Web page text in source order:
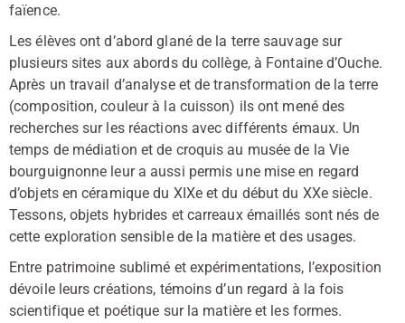
faïence.
Les élèves ont d’abord glané de la terre sauvage sur
plusieurs sites aux abords du collège, à Fontaine d’Ouche.
Après un travail d’analyse et de transformation de la terre
(composition, couleur à la cuisson) ils ont mené des
recherches sur les réactions avec différents émaux. Un
temps de médiation et de croquis au musée de la Vie
bourguignonne leur a aussi permis une mise en regard
d’objets en céramique du XIXe et du début du XXe siècle.
Tessons, objets hybrides et carreaux émaillés sont nés de
cette exploration sensible de la matière et des usages.
Entre patrimoine sublimé et expérimentations, l’exposition
dévoile leurs créations, témoins d’un regard à la fois
scientifique et poétique sur la matière et les formes.